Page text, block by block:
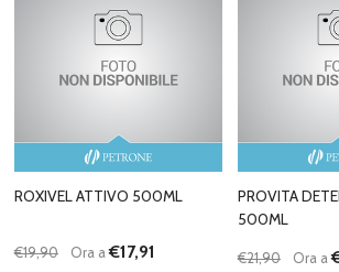
ROXIVEL ATTIVO 500ML
€19,90 Ora a€17,91
PROVITA
500ML
€21,90 Ora a